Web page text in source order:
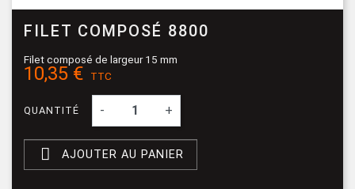
FILET COMPOSÉ 8800
Filet composé de largeur 15 mm
10,35 € TTC
QUANTITÉ - +
 AJOUTER AU PANIER